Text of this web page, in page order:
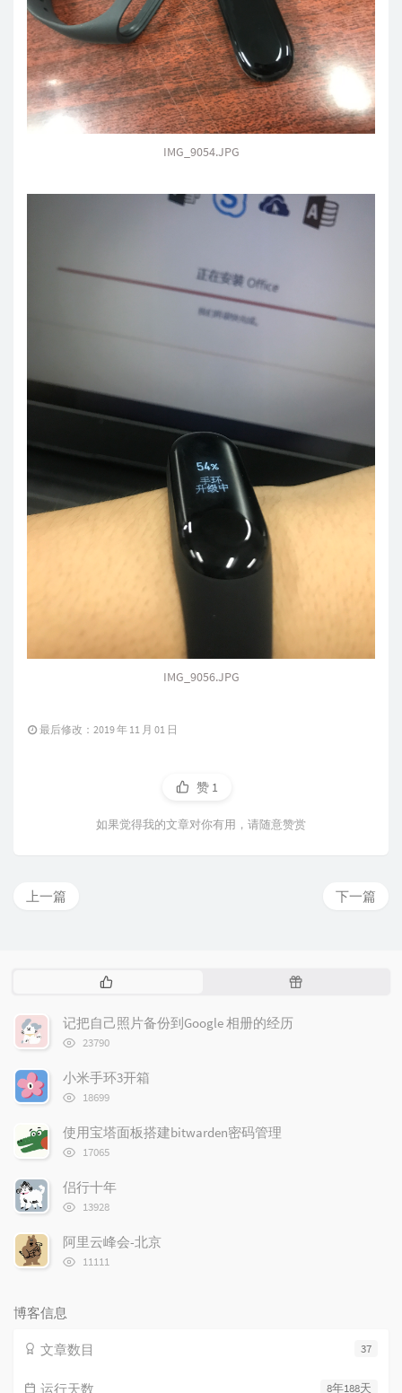
IMG_9054.JPG
IMG_9056.JPG
最后修改：2019 年 11 月 01 日
赞 1
如果觉得我的文章对你有用，请随意赞赏
下一篇
上一篇
文
随
记把自己照片备份到Google 相册的经历
浏
次
数:
23790
小米手环3开箱
浏
次
数:
18699
使用宝塔面板搭建bitwarden密码管理
浏
次
数:
17065
侣行十年
浏
次
数:
13928
阿里云峰会-北京
浏
11111
博客信息
37
文章数目
8年188天
运行天数